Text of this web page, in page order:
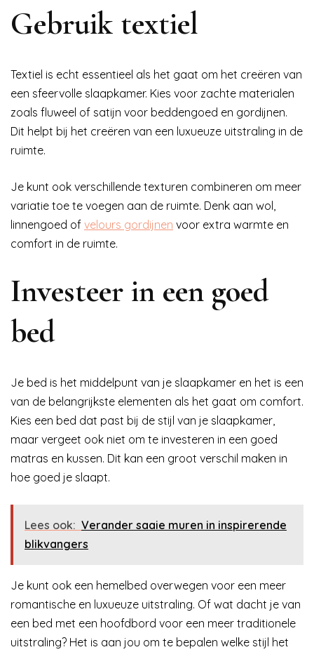
Gebruik textiel
Textiel is echt essentieel als het gaat om het creëren van
een sfeervolle slaapkamer. Kies voor zachte materialen
zoals fluweel of satijn voor beddengoed en gordijnen.
Dit helpt bij het creëren van een luxueuze uitstraling in de
ruimte.
Je kunt ook verschillende texturen combineren om meer
variatie toe te voegen aan de ruimte. Denk aan wol,
linnengoed of velours gordijnen voor extra warmte en
comfort in de ruimte.
Investeer in een goed
bed
Je bed is het middelpunt van je slaapkamer en het is een
van de belangrijkste elementen als het gaat om comfort.
Kies een bed dat past bij de stijl van je slaapkamer,
maar vergeet ook niet om te investeren in een goed
matras en kussen. Dit kan een groot verschil maken in
hoe goed je slaapt.
Lees ook: Verander saaie muren in inspirerende
blikvangers
Je kunt ook een hemelbed overwegen voor een meer
romantische en luxueuze uitstraling. Of wat dacht je van
een bed met een hoofdbord voor een meer traditionele
uitstraling? Het is aan jou om te bepalen welke stijl het